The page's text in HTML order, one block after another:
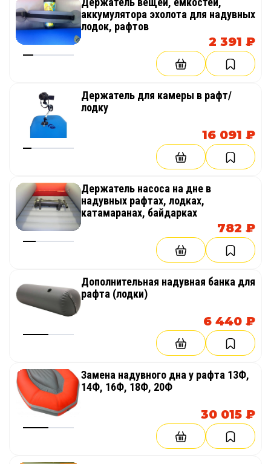
аккумулятора эхолота для надувных
лодок, рафтов
2 391 ₽
Держатель для камеры в рафт/
лодку
16 091 ₽
Держатель насоса на дне в
надувных рафтах, лодках,
катамаранах, байдарках
782 ₽
Дополнительная надувная банка для
рафта (лодки)
6 440 ₽
Замена надувного дна у рафта 13Ф,
14Ф, 16Ф, 18Ф, 20Ф
30 015 ₽